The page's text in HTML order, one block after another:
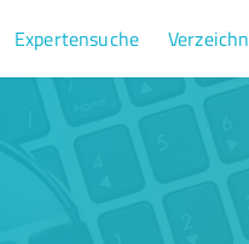
Expertensuche